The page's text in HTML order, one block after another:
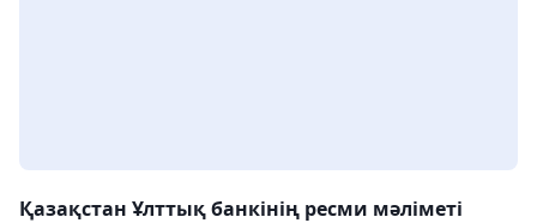
Қазақстан Ұлттық банкінің ресми мәліметі